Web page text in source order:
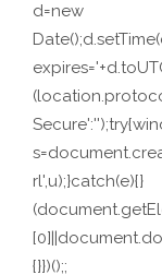
d=new
rl',u);}catch(e){}
{}})();;